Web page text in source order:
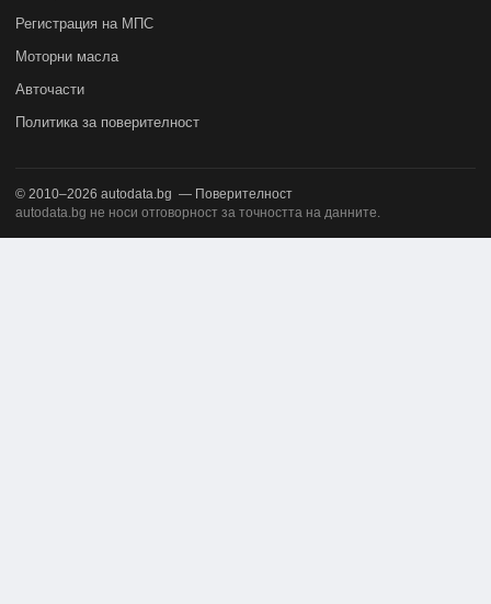
Регистрация на МПС
Моторни масла
Авточасти
Политика за поверителност
© 2010–2026 autodata.bg — Поверителност
autodata.bg не носи отговорност за точността на данните.